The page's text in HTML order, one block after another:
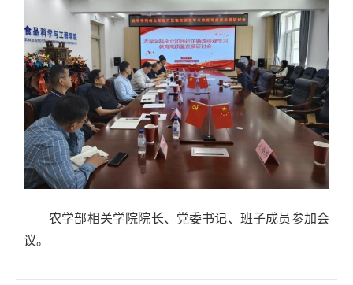
农学部相关学院院长、党委书记、班子成员参加会
议。